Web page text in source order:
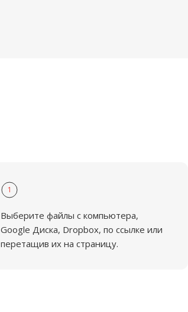
1
Выберите файлы с компьютера,
Google Диска, Dropbox, по ссылке или
перетащив их на страницу.